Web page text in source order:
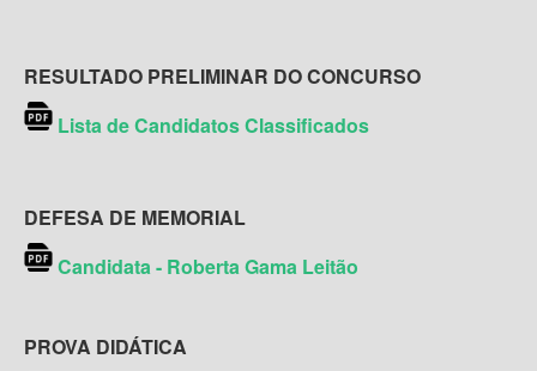
RESULTADO PRELIMINAR DO CONCURSO
Lista deCandidatos Classificados
DEFESA DE MEMORIAL
Candidata - Roberta Gama Leitão
PROVA DIDÁTICA